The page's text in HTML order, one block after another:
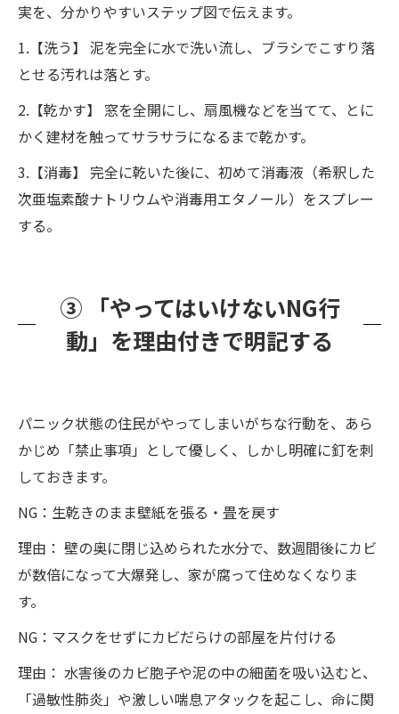
実を、分かりやすいステップ図で伝えます。
1.【洗う】 泥を完全に水で洗い流し、ブラシでこすり落
とせる汚れは落とす。
2.【乾かす】 窓を全開にし、扇風機などを当てて、とに
かく建材を触ってサラサラになるまで乾かす。
3.【消毒】 完全に乾いた後に、初めて消毒液（希釈した
次亜塩素酸ナトリウムや消毒用エタノール）をスプレー
する。
③ 「やってはいけないNG行
動」を理由付きで明記する
パニック状態の住民がやってしまいがちな行動を、あら
かじめ「禁止事項」として優しく、しかし明確に釘を刺
しておきます。
NG：生乾きのまま壁紙を張る・畳を戻す
理由： 壁の奥に閉じ込められた水分で、数週間後にカビ
が数倍になって大爆発し、家が腐って住めなくなりま
す。
NG：マスクをせずにカビだらけの部屋を片付ける
理由： 水害後のカビ胞子や泥の中の細菌を吸い込むと、
「過敏性肺炎」や激しい喘息アタックを起こし、命に関